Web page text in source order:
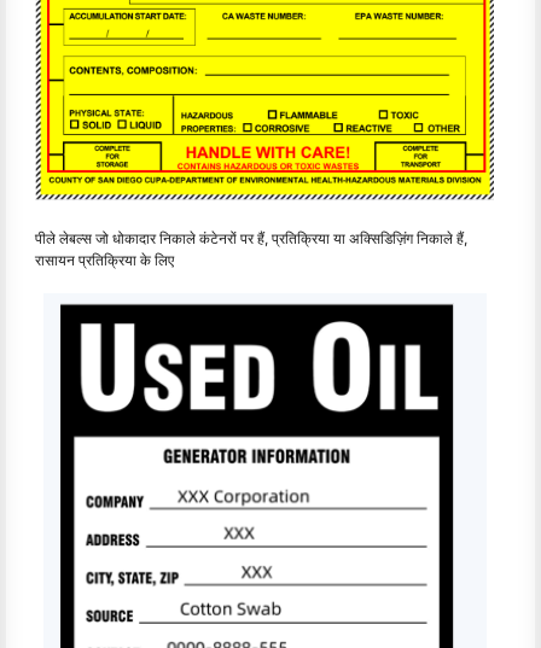
पीले लेबल्स जो धोकादार निकाले कंटेनरों पर हैं, प्रतिक्रिया या अक्सिडिज़िंग निकाले हैं,
रासायन प्रतिक्रिया के लिए